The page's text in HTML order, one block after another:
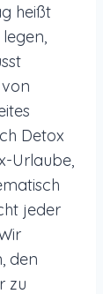
heißt
Detox
Urlaube,
jeder
den
zu